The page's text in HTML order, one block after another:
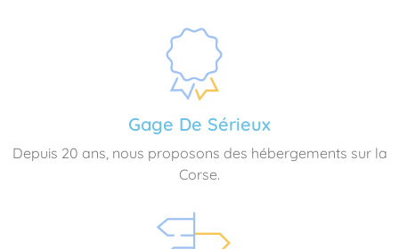
Gage De Sérieux
Depuis 20 ans, nous proposons des hébergements sur la
Corse.